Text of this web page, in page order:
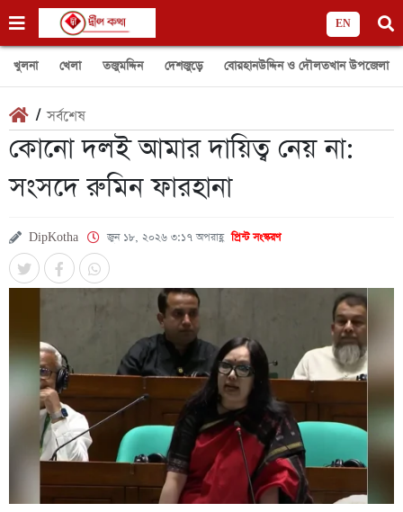
EN
খুলনা খেলা তজুমদ্দিন দেশজুড়ে বোরহানউদ্দিন ও দৌলতখান উপজেলা
/সর্বশেষ
কোনো দলই আমার দায়িত্ব নেয় না:
সংসদে রুমিন ফারহানা
DipKotha জুন ১৮, ২০২৬ ৩:১৭ অপরাহ্ণপ্রিন্ট সংস্করণ